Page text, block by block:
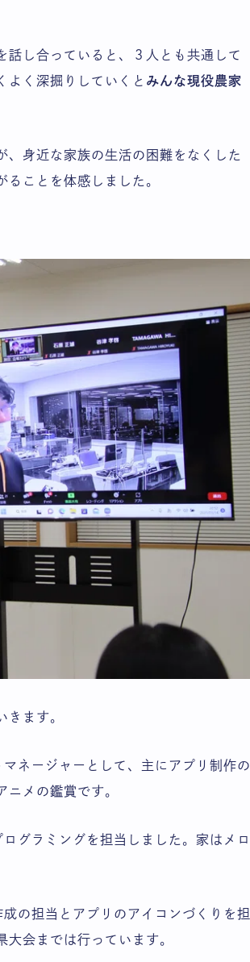
し合っていると、３人とも共通して
よく深掘りしていくと みんな現役農家
、身近な家族の生活の困難をなくした
ことを体感しました。
きます。
ネージャーとして、主にアプリ制作の
メの鑑賞です。
グラミングを担当しました。家はメロ
の担当とアプリのアイコンづくりを担
会までは行っています。